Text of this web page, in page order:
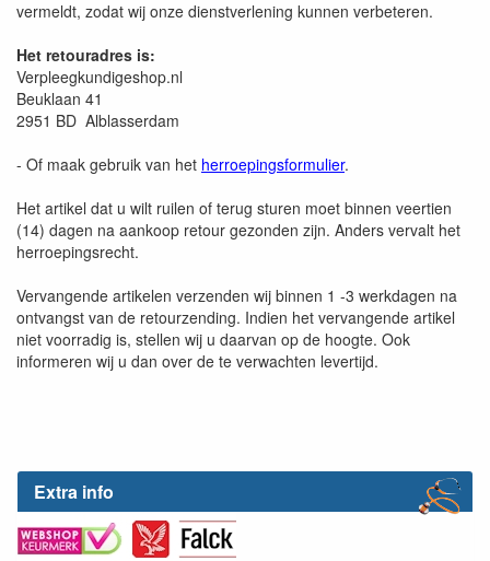
Extra info
vermeldt, zodat wij onze dienstverlening kunnen verbeteren.
Het retouradres is:
Verpleegkundigeshop.nl
Beuklaan 41
2951 BD Alblasserdam
- Of maak gebruik van het herroepingsformulier.
Het artikel dat u wilt ruilen of terug sturen moet binnen veertien
(14) dagen na aankoop retour gezonden zijn. Anders vervalt het
herroepingsrecht.
Vervangende artikelen verzenden wij binnen 1 -3 werkdagen na
ontvangst van de retourzending. Indien het vervangende artikel
niet voorradig is, stellen wij u daarvan op de hoogte. Ook
informeren wij u dan over de te verwachten levertijd.